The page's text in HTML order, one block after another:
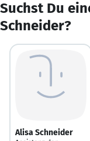
Suchst Du
Schneider?
Alisa Schneider